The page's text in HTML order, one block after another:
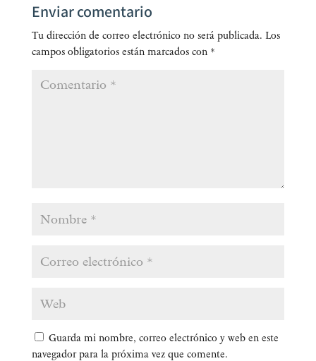
Enviar comentario
Tu dirección de correo electrónico no será publicada. Los
campos obligatorios están marcados con *
Guarda mi nombre, correo electrónico y web en este
navegador para la próxima vez que comente.